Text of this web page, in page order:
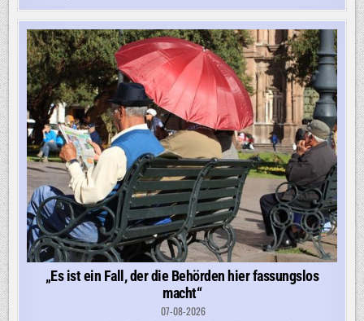
„Es ist ein Fall, der die Behörden hier fassungslos
macht“
07-08-2026